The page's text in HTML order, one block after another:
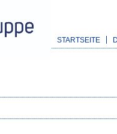
STARTSEITE